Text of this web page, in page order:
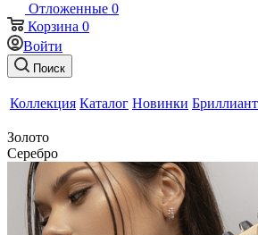
Отложенные 0
Корзина 0
Войти
Поиск
Коллекция Каталог Новинки
Золото
Серебро